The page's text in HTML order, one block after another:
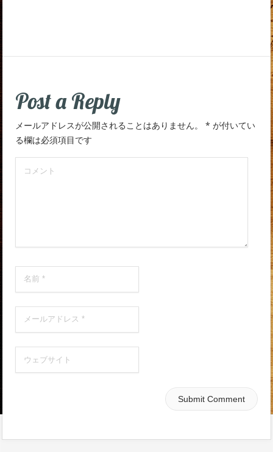
Post a Reply
メールアドレスが公開されることはありません。 * が付いてい
る欄は必須項目です